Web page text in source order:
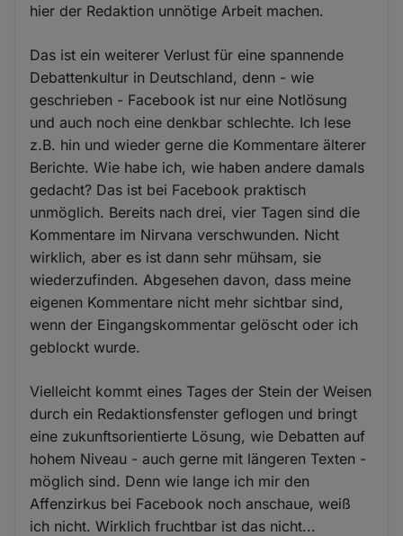
hier der Redaktion unnötige Arbeit machen.
Das ist ein weiterer Verlust für eine spannende
Debattenkultur in Deutschland, denn - wie
geschrieben - Facebook ist nur eine Notlösung
und auch noch eine denkbar schlechte. Ich lese
z.B. hin und wieder gerne die Kommentare älterer
Berichte. Wie habe ich, wie haben andere damals
gedacht? Das ist bei Facebook praktisch
unmöglich. Bereits nach drei, vier Tagen sind die
Kommentare im Nirvana verschwunden. Nicht
wirklich, aber es ist dann sehr mühsam, sie
wiederzufinden. Abgesehen davon, dass meine
eigenen Kommentare nicht mehr sichtbar sind,
wenn der Eingangskommentar gelöscht oder ich
geblockt wurde.
Vielleicht kommt eines Tages der Stein der Weisen
durch ein Redaktionsfenster geflogen und bringt
eine zukunftsorientierte Lösung, wie Debatten auf
hohem Niveau - auch gerne mit längeren Texten -
möglich sind. Denn wie lange ich mir den
Affenzirkus bei Facebook noch anschaue, weiß
ich nicht. Wirklich fruchtbar ist das nicht...